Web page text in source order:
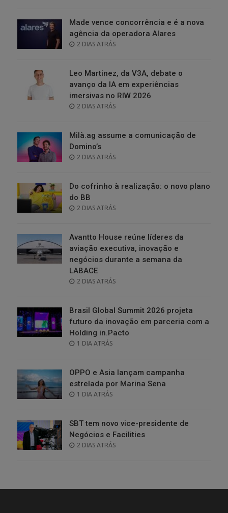
Made vence concorrência e é a nova
agência da operadora Alares
POSTED
2 DIAS ATRÁS
Leo Martinez, da V3A, debate o
avanço da IA em experiências
imersivas no RIW 2026
POSTED
2 DIAS ATRÁS
Milà.ag assume a comunicação de
Domino’s
POSTED
2 DIAS ATRÁS
Do cofrinho à realização: o novo plano
do BB
POSTED
2 DIAS ATRÁS
Avantto House reúne líderes da
aviação executiva, inovação e
negócios durante a semana da
LABACE
POSTED
2 DIAS ATRÁS
Brasil Global Summit 2026 projeta
futuro da inovação em parceria com a
Holding in.Pacto
POSTED
1 DIA ATRÁS
OPPO e Asia lançam campanha
estrelada por Marina Sena
POSTED
1 DIA ATRÁS
SBT tem novo vice-presidente de
Negócios e Facilities
POSTED
2 DIAS ATRÁS